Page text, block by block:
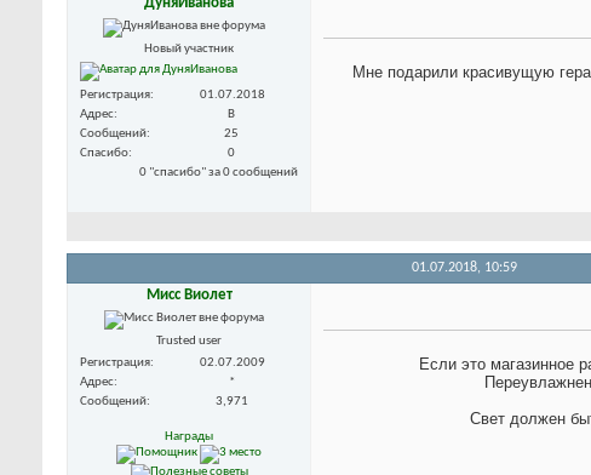
ДуняИванова
Новый участник
Регистрация
01.07.2018
Адрес
В
Сообщений
25
Спасибо
0
0 "спасибо" за 0 сообщений
Мне подарили красивущую
01.07.2018, 10:59
Мисс Виолет
Trusted user
Регистрация
02.07.2009
Адрес
*
Сообщений
3,971
Награды
Если это магазинное
Свет должен